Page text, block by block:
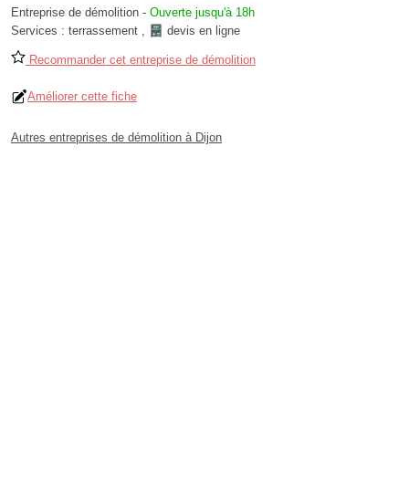
Entreprise de démolition - Ouverte jusqu'à 18h
Services : terrassement , devis en ligne
Recommander cet entreprise de démolition
Améliorer cette fiche
Autres entreprises de démolition à Dijon